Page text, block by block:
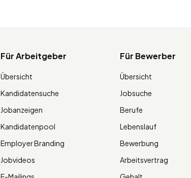
Für Arbeitgeber
Übersicht
Kandidatensuche
Jobanzeigen
Kandidatenpool
Employer Branding
Jobvideos
Für Bewerber
Übersicht
Jobsuche
Berufe
Lebenslauf
Bewerbung
Arbeitsvertrag